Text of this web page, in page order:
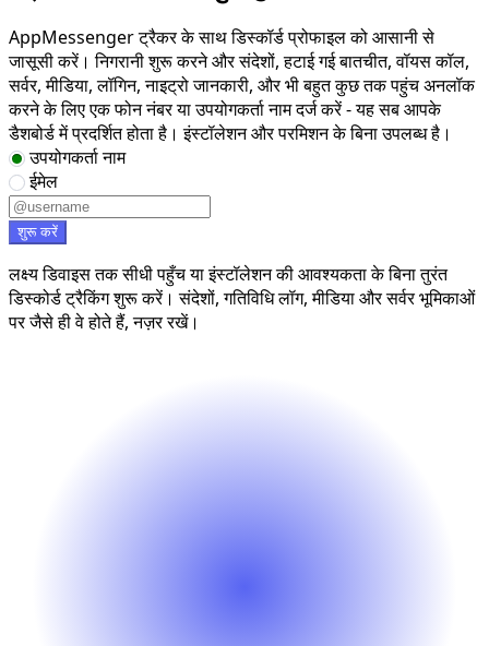
AppMessenger ट्रैकर के साथ डिस्कॉर्ड प्रोफाइल को आसानी से
जासूसी करें। निगरानी शुरू करने और संदेशों, हटाई गई बातचीत, वॉयस कॉल,
सर्वर, मीडिया, लॉगिन, नाइट्रो जानकारी, और भी बहुत कुछ तक पहुंच अनलॉक
करने के लिए एक फोन नंबर या उपयोगकर्ता नाम दर्ज करें - यह सब आपके
डैशबोर्ड में प्रदर्शित होता है। इंस्टॉलेशन और परमिशन के बिना उपलब्ध है।
उपयोगकर्ता नाम
ईमेल
शुरू करें
लक्ष्य डिवाइस तक सीधी पहुँच या इंस्टॉलेशन की आवश्यकता के बिना तुरंत
डिस्कोर्ड ट्रैकिंग शुरू करें। संदेशों, गतिविधि लॉग, मीडिया और सर्वर भूमिकाओं
पर जैसे ही वे होते हैं, नज़र रखें।